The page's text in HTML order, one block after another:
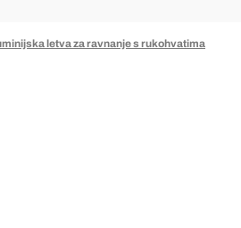
letva za ravnanje s rukohvatima